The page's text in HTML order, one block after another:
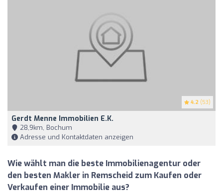
4.2 (53)
Gerdt Menne Immobilien E.K.
28,9km, Bochum
Adresse und Kontaktdaten anzeigen
Wie wählt man die beste Immobilienagentur oder
den besten Makler in Remscheid zum Kaufen oder
Verkaufen einer Immobilie aus?